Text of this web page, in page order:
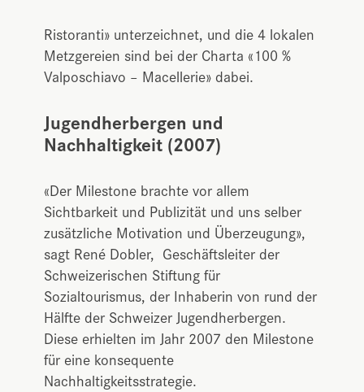
Ristoranti» unterzeichnet, und die 4 lokalen
Metzgereien sind bei der Charta «100 %
Valposchiavo – Macellerie» dabei.
Jugendherbergen und
Nachhaltigkeit (2007)
«Der Milestone brachte vor allem
Sichtbarkeit und Publizität und uns selber
zusätzliche Motivation und Überzeugung»,
sagt René Dobler, Geschäftsleiter der
Schweizerischen Stiftung für
Sozialtourismus, der Inhaberin von rund der
Hälfte der Schweizer Jugendherbergen.
Diese erhielten im Jahr 2007 den Mile­stone
für eine konsequente
Nachhaltigkeitsstrategie.